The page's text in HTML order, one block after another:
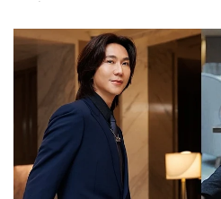
นักท่องเที่ยวต่างชาติที่ไม่ได้ใช้บริ
เมื่อไปตักเตือนแต่ก็นไม่ป็นผล แถ
หนุ่ม อาโป-ณัฐวิญญ์ วัฒนกิติพัฒน์
ปอนด์โพสต์เรื่อราวทั้งหมดลงใน X